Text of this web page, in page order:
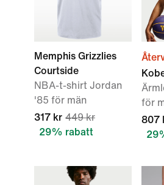
Memphis Grizzlies
Courtside
NBA-t-shirt Jordan
'85 för män
317 kr 449 kr
29% rabatt
för
807